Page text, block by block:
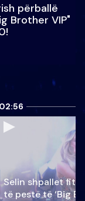
përballë
Brother VIP"
Selin shpallet
të pestë të ‘Big